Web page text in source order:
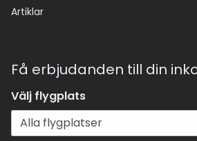
Artiklar
Få erbjudanden till din
Välj flygplats